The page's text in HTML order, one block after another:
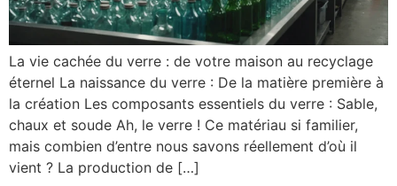
La vie cachée du verre : de votre maison au recyclage
éternel La naissance du verre : De la matière première à
la création Les composants essentiels du verre : Sable,
chaux et soude Ah, le verre ! Ce matériau si familier,
mais combien d’entre nous savons réellement d’où il
vient ? La production de […]